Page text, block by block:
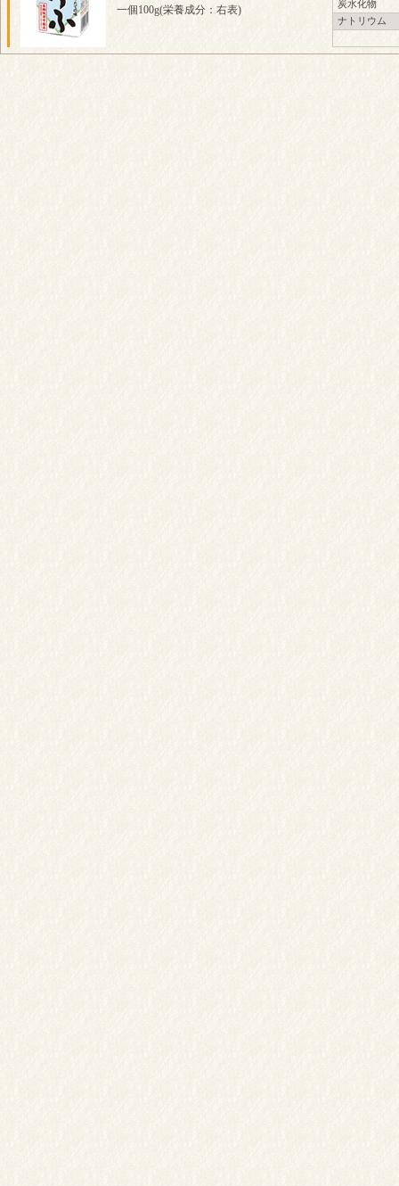
一個100g(栄養成分：右表)
炭水化物
ナトリウム